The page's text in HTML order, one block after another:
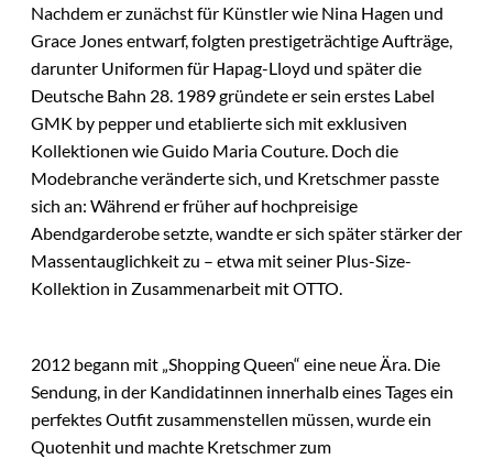
Nachdem er zunächst für Künstler wie Nina Hagen und
Grace Jones entwarf, folgten prestigeträchtige Aufträge,
darunter Uniformen für Hapag-Lloyd und später die
Deutsche Bahn 28. 1989 gründete er sein erstes Label
GMK by pepper und etablierte sich mit exklusiven
Kollektionen wie Guido Maria Couture. Doch die
Modebranche veränderte sich, und Kretschmer passte
sich an: Während er früher auf hochpreisige
Abendgarderobe setzte, wandte er sich später stärker der
Massentauglichkeit zu – etwa mit seiner Plus-Size-
Kollektion in Zusammenarbeit mit OTTO.
2012 begann mit „Shopping Queen“ eine neue Ära. Die
Sendung, in der Kandidatinnen innerhalb eines Tages ein
perfektes Outfit zusammenstellen müssen, wurde ein
Quotenhit und machte Kretschmer zum